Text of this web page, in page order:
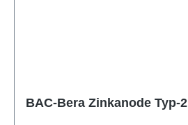
BAC-Bera Zinkanode Typ-2